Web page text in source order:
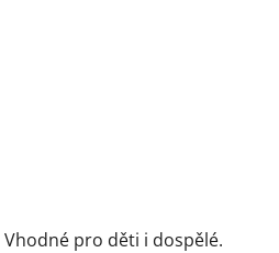
pro děti i dospělé.